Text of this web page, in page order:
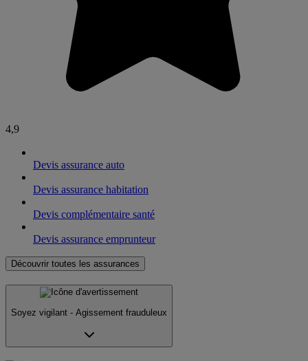
4,9
Devis assurance auto
Devis assurance habitation
Devis complémentaire santé
Devis assurance emprunteur
Découvrir toutes les assurances
Soyez vigilant - Agissement frauduleux